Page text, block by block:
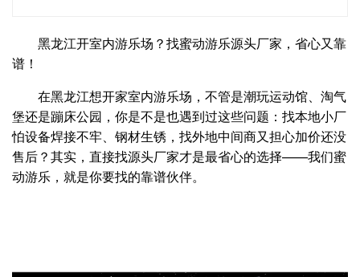
黑龙江开室内游乐场？找蜜动游乐源头厂家，省心又靠
谱！
在黑龙江想开家室内游乐场，不管是潮玩运动馆、淘气
堡还是蹦床公园，你是不是也遇到过这些问题：找本地小厂
怕设备焊接不牢、钢材生锈，找外地中间商又担心加价还没
售后？其实，直接找源头厂家才是最省心的选择——我们蜜
动游乐，就是你要找的靠谱伙伴。